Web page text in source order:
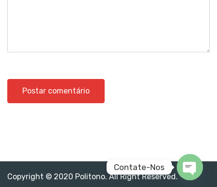
Copyright © 2020 Politono. All Right Reserved.
Contate-Nos